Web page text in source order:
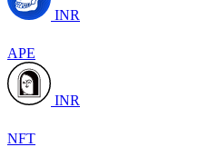
INR
APE
INR
NFT